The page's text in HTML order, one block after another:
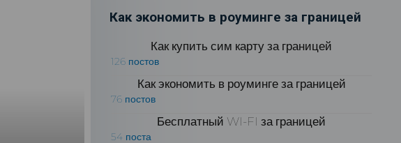
Как экономить в роуминге за границей
Как купить сим карту за границей
126 постов
Как экономить в роуминге за границей
76 постов
Бесплатный WI-FI за границей
54 поста